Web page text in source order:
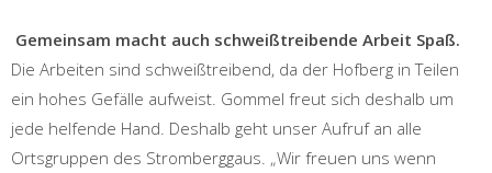
Gemeinsam macht auch schweißtreibende Arbeit Spaß.
Die Arbeiten sind schweißtreibend, da der Hofberg in Teilen
ein hohes Gefälle aufweist. Gommel freut sich deshalb um
jede helfende Hand. Deshalb geht unser Aufruf an alle
Ortsgruppen des Stromberggaus. „Wir freuen uns wenn